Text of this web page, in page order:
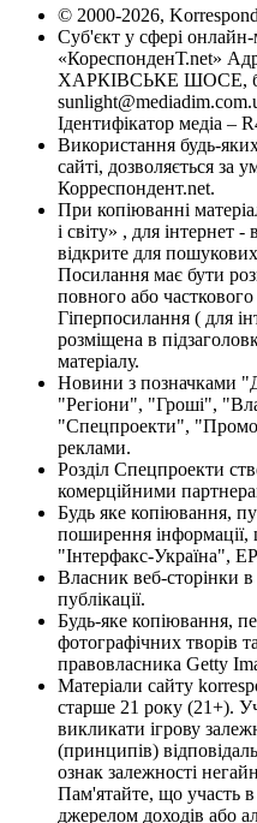
© 2000-2026,
Суб'єкт у сфері
«КореспонденТ.net»
ХАРКІВСЬКЕ ШОСЕ,
Ідентифікатор медіа –
Використання будь-
сайті, дозволяється за
Корреспондент.net.
При копіюванні
і світу» , для інтернет
відкрите для
Посилання має бути
повного або
Гіперпосилання ( для
розміщена в
матеріалу.
Новини з позначками
"Регіони", "Гроші",
"Спецпроекти",
реклами.
Розділ Спецпроекти
комерційними
Будь яке копіювання,
поширення інформації,
"Інтерфакс-Україна",
Власник веб-сторінки
публікації.
Будь-яке копіювання,
фотографічних творів
правовласника Getty
Матеріали сайту
старше 21 року (21+).
викликати ігрову
(принципів)
ознак залежності
Пам'ятайте, що участь
джерелом доходів або